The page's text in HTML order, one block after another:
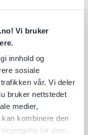
Vi bruker
innhold og
sosiale
vår. Vi deler
bruker nettstedet
medier,
kombinere den
for dem,